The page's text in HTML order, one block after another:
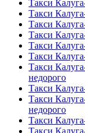
Такси
Такси
Такси
Такси
Такси
Такси
Такси
недорого
Такси
Такси
недорого
Такси
Такси